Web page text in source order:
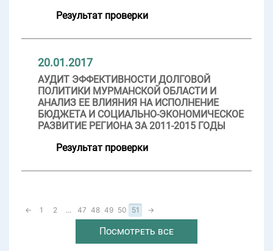
Результат проверки
20.01.2017
АУДИТ ЭФФЕКТИВНОСТИ ДОЛГОВОЙ
ПОЛИТИКИ МУРМАНСКОЙ ОБЛАСТИ И
АНАЛИЗ ЕЕ ВЛИЯНИЯ НА ИСПОЛНЕНИЕ
БЮДЖЕТА И СОЦИАЛЬНО-ЭКОНОМИЧЕСКОЕ
РАЗВИТИЕ РЕГИОНА ЗА 2011-2015 ГОДЫ
Результат проверки
← 1 2 ... 47 48 49 50 51 →
Посмотреть все